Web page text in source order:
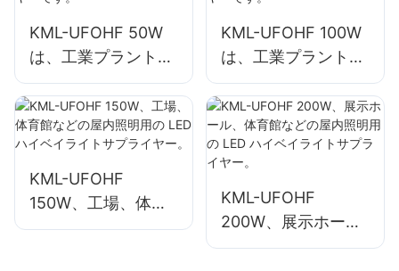
KML-UFOHF 50W
は、工業プラント、
倉庫、その他の屋内
照明アプリケーショ
ン向けの LED ハイ
ベイ ライト サプラ
イヤーです。
KML-UFOHF 100W
は、工業プラント、
倉庫、その他の屋内
照明アプリケーショ
ン向けの LED ハイ
ベイ ライト サプラ
KML-UFOHF
150W、工場、体育
館などの屋内照明用
KML-UFOHF
200W、展示ホー
ル、体育館などの屋